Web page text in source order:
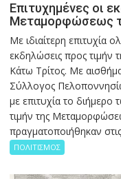
Επιτυχημένες οι
Μεταμορφώσεως
Με ιδιαίτερη επιτυχία
εκδηλώσεις προς
Κάτω Τρίτος. Με
Σύλλογος
με επιτυχία το
τιμήν της
πραγματοποιήθηκαν
ΠΟΛΙΤΙΣΜΟΣ